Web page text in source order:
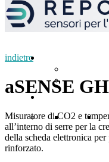
indietro
aSENSE
Misuratore di CO2 e
all’interno di serre per la
della scheda elettronica
rinforzato.